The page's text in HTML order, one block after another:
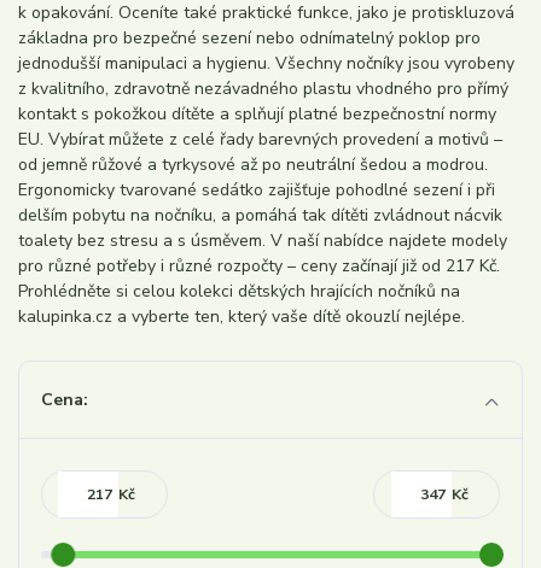
k opakování. Oceníte také praktické funkce, jako je protiskluzová
základna pro bezpečné sezení nebo odnímatelný poklop pro
jednodušší manipulaci a hygienu. Všechny nočníky jsou vyrobeny
z kvalitního, zdravotně nezávadného plastu vhodného pro přímý
kontakt s pokožkou dítěte a splňují platné bezpečnostní normy
EU. Vybírat můžete z celé řady barevných provedení a motivů –
od jemně růžové a tyrkysové až po neutrální šedou a modrou.
Ergonomicky tvarované sedátko zajišťuje pohodlné sezení i při
delším pobytu na nočníku, a pomáhá tak dítěti zvládnout nácvik
toalety bez stresu a s úsměvem. V naší nabídce najdete modely
pro různé potřeby i různé rozpočty – ceny začínají již od 217 Kč.
Prohlédněte si celou kolekci dětských hrajících nočníků na
kalupinka.cz a vyberte ten, který vaše dítě okouzlí nejlépe.
Cena:
Kč Kč